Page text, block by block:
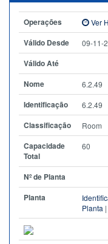
Operações Ver
Válido Desde 09-11-
Válido Até
Nome
6.2.49
Identificação 6.2.49
Classificação Room
Capacidade
Total
60
Nº de Planta
Planta
Planta |